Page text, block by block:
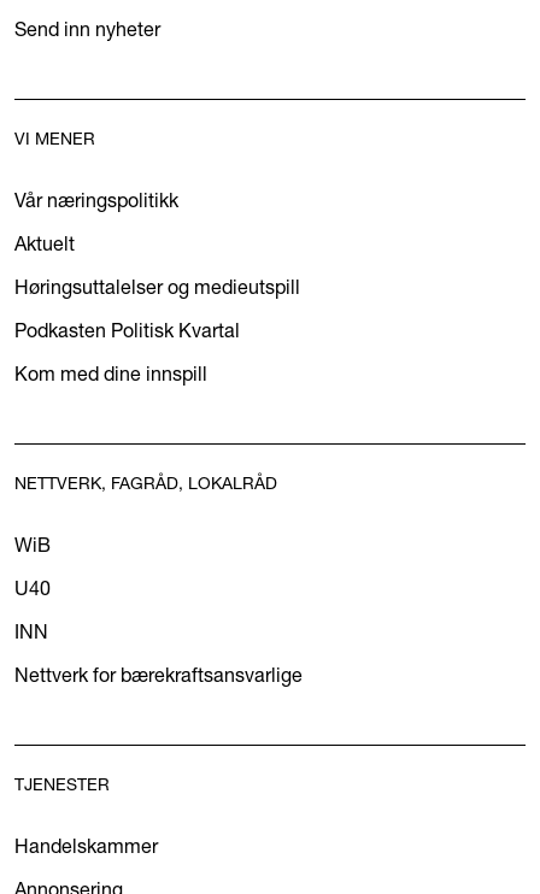
Send inn nyheter
VI MENER
Vår næringspolitikk
Aktuelt
Høringsuttalelser og medieutspill
Podkasten Politisk Kvartal
Kom med dine innspill
NETTVERK, FAGRÅD, LOKALRÅD
WiB
U40
INN
Nettverk for bærekraftsansvarlige
TJENESTER
Handelskammer